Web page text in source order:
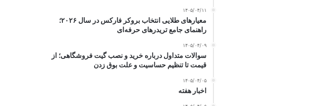
۱۴۰۵/۰۴/۱۱
معیارهای طلایی انتخاب بروکر فارکس در سال ۲۰۲۶؛
راهنمای جامع تریدرهای حرفه‌ای
۱۴۰۵/۰۴/۰۹
سوالات متداول درباره خرید و نصب گیت فروشگاهی؛ از
قیمت تا تنظیم حساسیت و علت بوق زدن
۱۴۰۵/۰۴/۰۵
اخبار هفته